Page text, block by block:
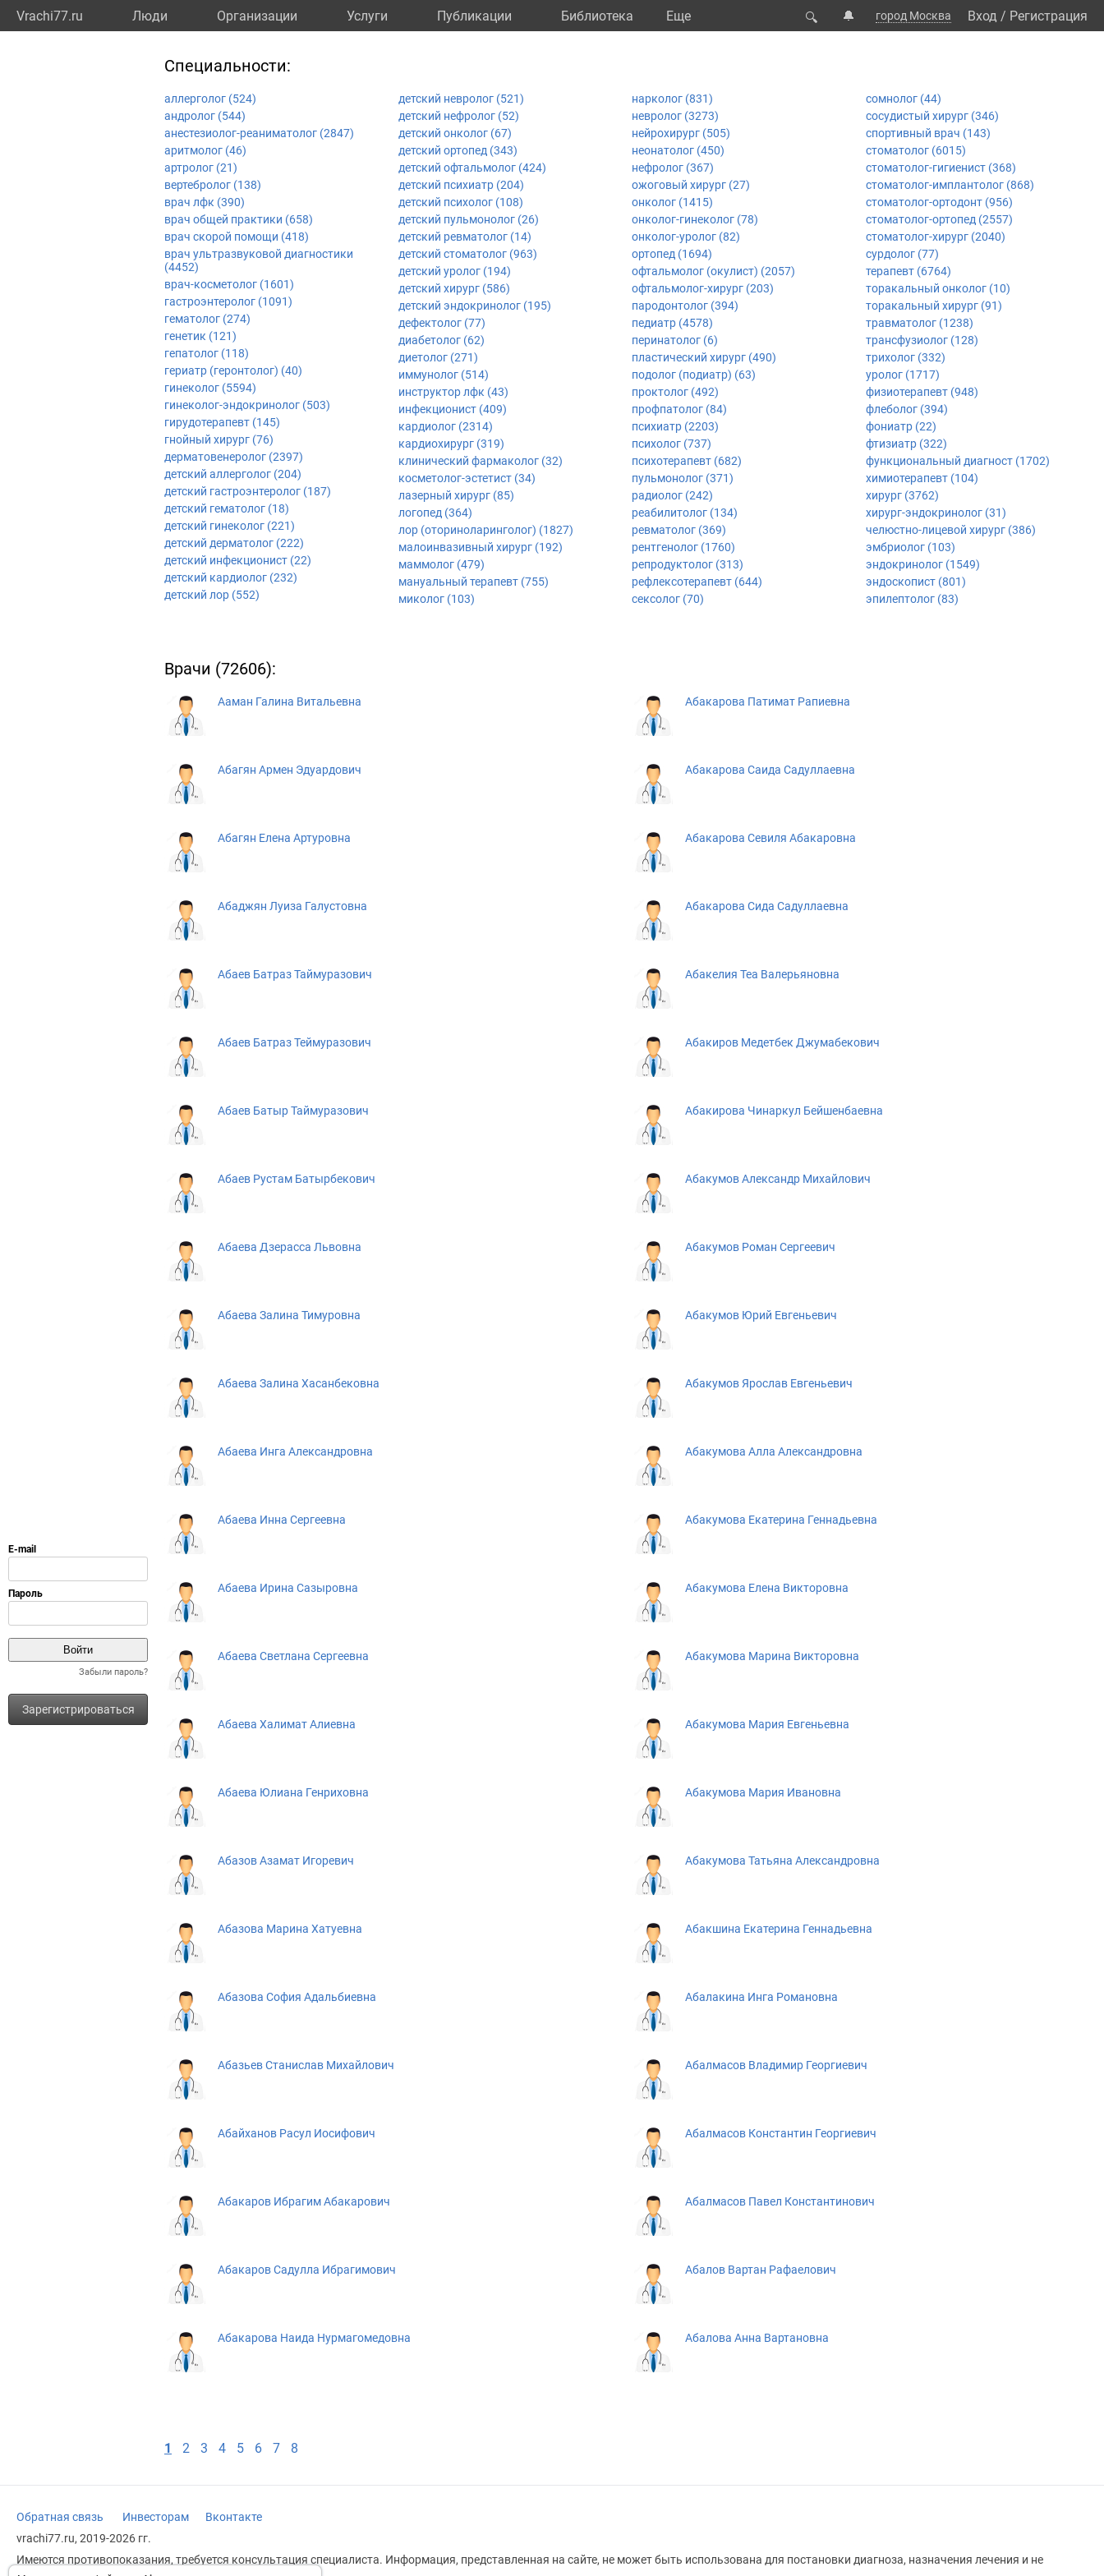
Vrachi77.ru Люди Организации Услуги Публикации Библиотека Eще 🔍 🔔 город Москва Вход / Регистрация
Забыли пароль?
Зарегистрироваться
Специальности:
аллерголог (524)
андролог (544)
анестезиолог-реаниматолог (2847)
аритмолог (46)
артролог (21)
вертебролог (138)
врач лфк (390)
врач общей практики (658)
врач скорой помощи (418)
врач ультразвуковой диагностики
(4452)
врач-косметолог (1601)
гастроэнтеролог (1091)
гематолог (274)
генетик (121)
гепатолог (118)
гериатр (геронтолог) (40)
гинеколог (5594)
гинеколог-эндокринолог (503)
гирудотерапевт (145)
гнойный хирург (76)
дерматовенеролог (2397)
детский аллерголог (204)
детский гастроэнтеролог (187)
детский гематолог (18)
детский гинеколог (221)
детский дерматолог (222)
детский инфекционист (22)
детский кардиолог (232)
детский лор (552)
детский невролог (521)
детский нефролог (52)
детский онколог (67)
детский ортопед (343)
детский офтальмолог (424)
детский психиатр (204)
детский психолог (108)
детский пульмонолог (26)
детский ревматолог (14)
детский стоматолог (963)
детский уролог (194)
детский хирург (586)
детский эндокринолог (195)
дефектолог (77)
диабетолог (62)
диетолог (271)
иммунолог (514)
инструктор лфк (43)
инфекционист (409)
кардиолог (2314)
кардиохирург (319)
клинический фармаколог (32)
косметолог-эстетист (34)
лазерный хирург (85)
логопед (364)
лор (оториноларинголог) (1827)
малоинвазивный хирург (192)
маммолог (479)
мануальный терапевт (755)
миколог (103)
нарколог (831)
невролог (3273)
нейрохирург (505)
неонатолог (450)
нефролог (367)
ожоговый хирург (27)
онколог (1415)
онколог-гинеколог (78)
онколог-уролог (82)
ортопед (1694)
офтальмолог (окулист) (2057)
офтальмолог-хирург (203)
пародонтолог (394)
педиатр (4578)
перинатолог (6)
пластический хирург (490)
подолог (подиатр) (63)
проктолог (492)
профпатолог (84)
психиатр (2203)
психолог (737)
психотерапевт (682)
пульмонолог (371)
радиолог (242)
реабилитолог (134)
ревматолог (369)
рентгенолог (1760)
репродуктолог (313)
рефлексотерапевт (644)
сексолог (70)
сомнолог (44)
сосудистый хирург (346)
спортивный врач (143)
стоматолог (6015)
стоматолог-гигиенист (368)
стоматолог-имплантолог (868)
стоматолог-ортодонт (956)
стоматолог-ортопед (2557)
стоматолог-хирург (2040)
сурдолог (77)
терапевт (6764)
торакальный онколог (10)
торакальный хирург (91)
травматолог (1238)
трансфузиолог (128)
трихолог (332)
уролог (1717)
физиотерапевт (948)
флеболог (394)
фониатр (22)
фтизиатр (322)
функциональный диагност (1702)
химиотерапевт (104)
хирург (3762)
хирург-эндокринолог (31)
челюстно-лицевой хирург (386)
эмбриолог (103)
эндокринолог (1549)
эндоскопист (801)
эпилептолог (83)
Врачи (72606):
Ааман Галина Витальевна
Абагян Армен Эдуардович
Абагян Елена Артуровна
Абаджян Луиза Галустовна
Абаев Батраз Таймуразович
Абаев Батраз Теймуразович
Абаев Батыр Таймуразович
Абаев Рустам Батырбекович
Абаева Дзерасса Львовна
Абаева Залина Тимуровна
Абаева Залина Хасанбековна
Абаева Инга Александровна
Абаева Инна Сергеевна
Абаева Ирина Сазыровна
Абаева Светлана Сергеевна
Абаева Халимат Алиевна
Абаева Юлиана Генриховна
Абазов Азамат Игоревич
Абазова Марина Хатуевна
Абазова София Адальбиевна
Абазьев Станислав Михайлович
Абайханов Расул Иосифович
Абакаров Ибрагим Абакарович
Абакаров Садулла Ибрагимович
Абакарова Наида Нурмагомедовна
Абакарова Патимат Рапиевна
Абакарова Саида Садуллаевна
Абакарова Севиля Абакаровна
Абакарова Сида Садуллаевна
Абакелия Теа Валерьяновна
Абакиров Медетбек Джумабекович
Абакирова Чинаркул Бейшенбаевна
Абакумов Александр Михайлович
Абакумов Роман Сергеевич
Абакумов Юрий Евгеньевич
Абакумов Ярослав Евгеньевич
Абакумова Алла Александровна
Абакумова Екатерина Геннадьевна
Абакумова Елена Викторовна
Абакумова Марина Викторовна
Абакумова Мария Евгеньевна
Абакумова Мария Ивановна
Абакумова Татьяна Александровна
Абакшина Екатерина Геннадьевна
Абалакина Инга Романовна
Абалмасов Владимир Георгиевич
Абалмасов Константин Георгиевич
Абалмасов Павел Константинович
Абалов Вартан Рафаелович
Абалова Анна Вартановна
1 2 3 4 5 6 7 8
Обратная связь Инвесторам
Вконтакте
vrachi77.ru, 2019-2026 гг.
Имеются противопоказания, требуется консультация специалиста. Информация, представленная на сайте, не может быть использована для постановки диагноза, назначения лечения и не
заменяет прием врача.